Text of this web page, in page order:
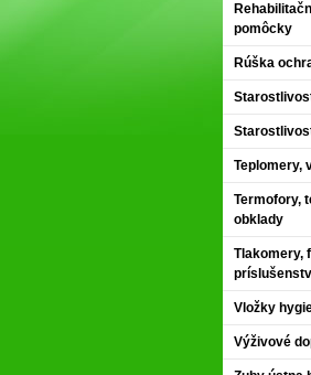
pomôcky
Rúška
Teplomery,
Termofory,
obklady
Tlakomery,
Vložky
Výživové